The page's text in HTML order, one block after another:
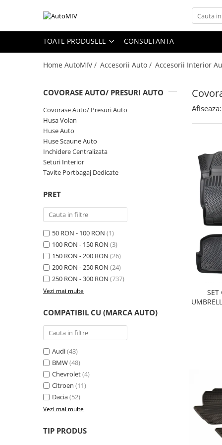
Toate Produsele
Oferta Saptamanii
Bloc Lumini
Butoane Reglare Oglinzi
Seturi Butoane
Butoane Blocare/Deblocare
Buton Frana
Buton Clapeta Rezervor
Butoane Semnalizare
Schimbatoare Viteze
Accesorii Auto
Accesorii Auto Exterior
Husa Auto / Prelata Auto
Paravanturi Auto / Deflectoare Aer
Accesorii Interior Auto
Inchidere Centralizata
Huse Scaune Auto
Husa Volan
Tavite Portbagaj Dedicate
Covorase Auto/ Presuri Auto
Seturi Interior
Carcasa Cheie
TOATE PRODUSELE CONSULTANTA
Home AutoMIV / Accesorii Auto / Accesorii Interior
COVORASE AUTO/ PRESURI AUTO
Covorase Auto/ Presuri Auto
Husa Volan
Huse Auto
Huse Scaune Auto
Inchidere Centralizata
Seturi Interior
Tavite Portbagaj Dedicate
PRET
50 RON - 100 RON (1)
100 RON - 150 RON (3)
150 RON - 200 RON (26)
200 RON - 250 RON (24)
250 RON - 300 RON (737)
Vezi mai multe
COMPATIBIL CU (MARCA AUTO)
Audi(43)
BMW(48)
Chevrolet(4)
Citroen (11)
Dacia(52)
Vezi mai multe
TIP PRODUS
Afiseaza:
SET